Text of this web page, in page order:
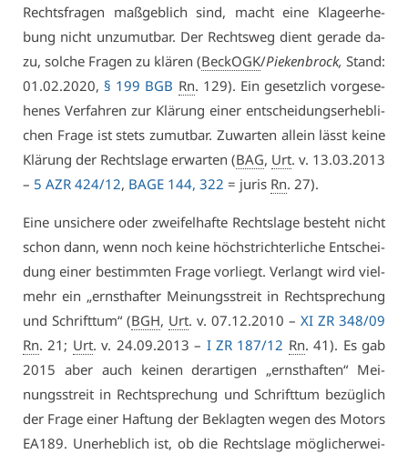
Rechts­fra­gen maß­geb­lich sind, macht ei­ne Kla­ge­er­he­
bung nicht un­zu­mut­bar. Der Rechts­weg dient ge­ra­de da­
zu, sol­che Fra­gen zu klä­ren (BeckOGK/Pie­ken­brock, Stand:
01.02.2020, § 199 BGB Rn. 129). Ein ge­setz­lich vor­ge­se­
he­nes Ver­fah­ren zur Klä­rung ei­ner ent­schei­dungs­er­heb­li­
chen Fra­ge ist stets zu­mut­bar. Zu­war­ten al­lein lässt kei­ne
Klä­rung der Rechts­la­ge er­war­ten (BAG, Urt. v. 13.03.2013
– 5 AZR 424/12, BA­GE 144, 322 = ju­ris Rn. 27).
Ei­ne un­si­che­re oder zwei­fel­haf­te Rechts­la­ge be­steht nicht
schon dann, wenn noch kei­ne höchst­rich­ter­li­che Ent­schei­
dung ei­ner be­stimm­ten Fra­ge vor­liegt. Ver­langt wird viel­
mehr ein „ernst­haf­ter Mei­nungs­streit in Recht­spre­chung
und Schrift­tum“ (BGH, Urt. v. 07.12.2010 – XI ZR 348/09
Rn. 21; Urt. v. 24.09.2013 – I ZR 187/12 Rn. 41). Es gab
2015 aber auch kei­nen der­ar­ti­gen „ernst­haf­ten“ Mei­
nungs­streit in Recht­spre­chung und Schrift­tum be­züg­lich
der Fra­ge ei­ner Haf­tung der Be­klag­ten we­gen des Mo­tors
EA189. Un­er­heb­lich ist, ob die Rechts­la­ge mög­li­cher­wei­